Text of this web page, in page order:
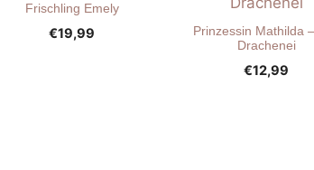
Frischling Emely
€19,99
Prinzessin Mathilda
Drachenei
€12,99